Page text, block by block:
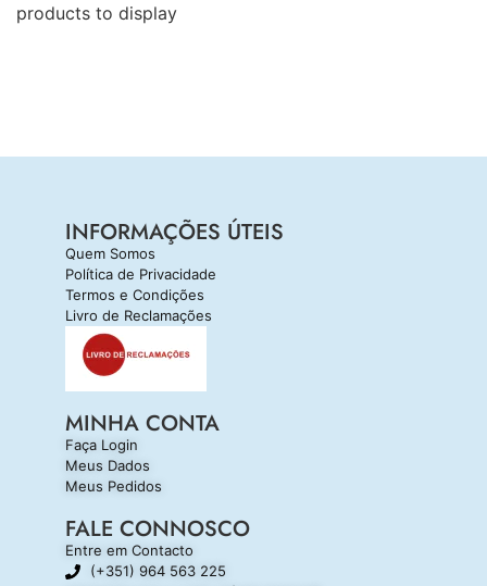
products to display
INFORMAÇÕES ÚTEIS
Quem Somos
Política de Privacidade
Termos e Condições
Livro de Reclamações
MINHA CONTA
Faça Login
Meus Dados
Meus Pedidos
FALE CONNOSCO
Entre em Contacto
(+351) 964 563 225